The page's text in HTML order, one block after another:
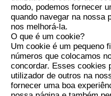
modo, podemos fornecer
quando navegar na nossa
nos melhorá-la.
O que é um cookie?
Um cookie é um pequeno
números que colocamos
concordar. Esses cookies
utilizador de outros na
fornecer uma boa